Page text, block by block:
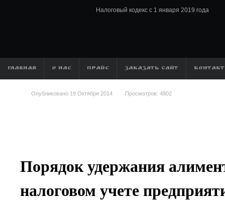
Налоговый кодекс с 1 января 2019 года
ГЛАВНАЯ О НАС ПРАЙС ЗАКАЗАТЬ САЙТ
Опубликовано 19 Октября 2014 Просмотров: 4802
Порядок удержания
налоговом учете